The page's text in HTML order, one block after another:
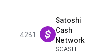
4281
Satoshi
Cash
Network
SCASH